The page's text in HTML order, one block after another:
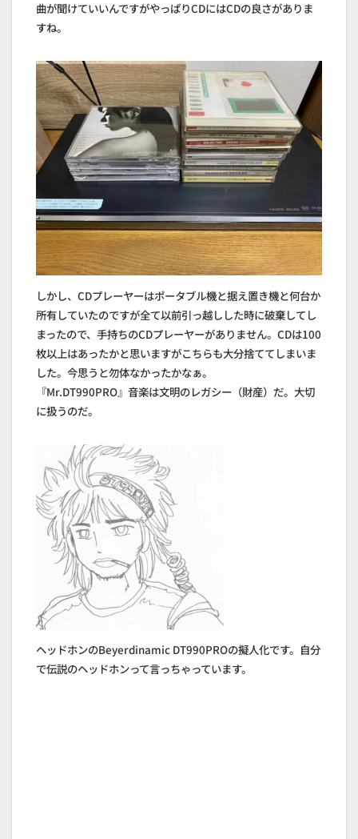
曲が聞けていいんですがやっぱりCDにはCDの良さがありま
すね。
しかし、CDプレーヤーはポータブル機と据え置き機と何台か
所有していたのですが全て以前引っ越しした時に破棄してし
まったので、手持ちのCDプレーヤーがありません。CDは100
枚以上はあったかと思いますがこちらも大分捨ててしまいま
した。今思うと勿体なかったかなぁ。
『Mr.DT990PRO』音楽は文明のレガシー（財産）だ。大切
に扱うのだ。
ヘッドホンのBeyerdinamic DT990PROの擬人化です。自分
で伝説のヘッドホンって言っちゃっています。